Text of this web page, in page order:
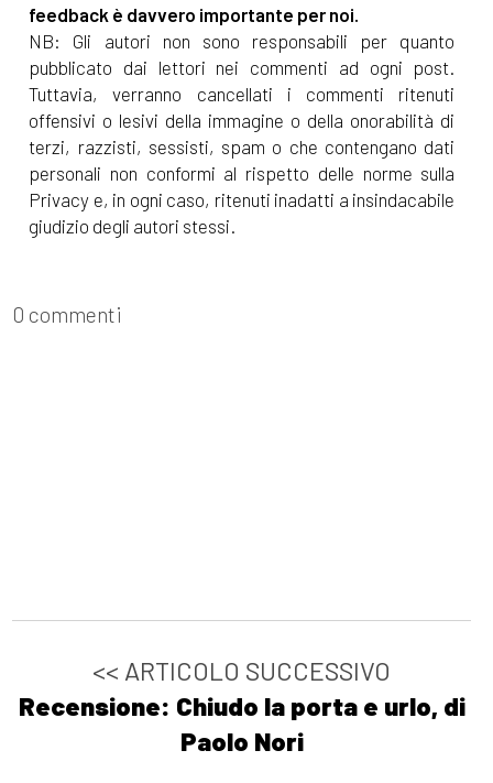
feedback è davvero importante per noi.
NB: Gli autori non sono responsabili per quanto
pubblicato dai lettori nei commenti ad ogni post.
Tuttavia, verranno cancellati i commenti ritenuti
offensivi o lesivi della immagine o della onorabilità di
terzi, razzisti, sessisti, spam o che contengano dati
personali non conformi al rispetto delle norme sulla
Privacy e, in ogni caso, ritenuti inadatti a insindacabile
giudizio degli autori stessi.
0 commenti
<< ARTICOLO SUCCESSIVO
Recensione: Chiudo la porta e urlo, di
Paolo Nori